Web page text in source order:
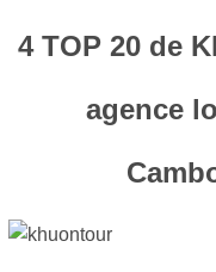
4 TOP 20 de
agence